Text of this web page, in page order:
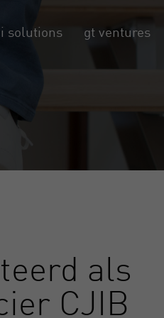
solutions gt ventures
als
CJIB